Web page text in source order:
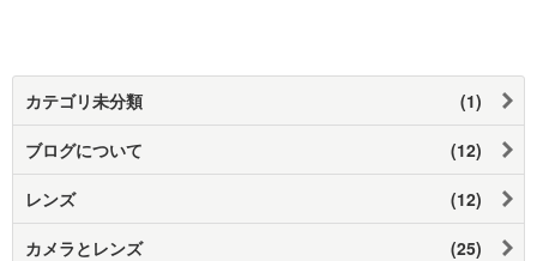
カテゴリ未分類 (1)
ブログについて (12)
レンズ (12)
カメラとレンズ (25)